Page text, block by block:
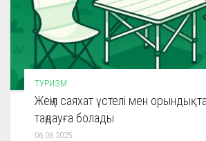
ТУРИЗМ
Жеңіл саяхат үстелі мен
таңдауға болады
06.06.2025